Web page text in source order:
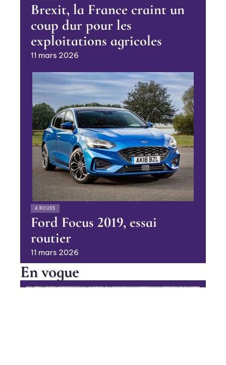
Brexit, la France craint un
coup dur pour les
exploitations agricoles
11 mars 2026
4 ROUES
Ford Focus 2019, essai
routier
11 mars 2026
En vogue